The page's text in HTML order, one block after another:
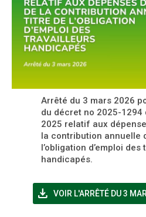
Arrêté du 3 mars 2026
du décret no 2025-1294
2025 relatif aux
la contribution annuelle
l’obligation d’emploi
handicapés.
file_download VOIR L'ARRÊTÉ DU 3